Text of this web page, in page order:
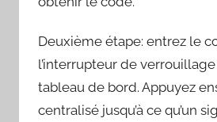
Deuxième étape: entrez le
l’interrupteur de verrouillage
tableau de bord. Appuyez
centralisé jusqu’à ce qu’un